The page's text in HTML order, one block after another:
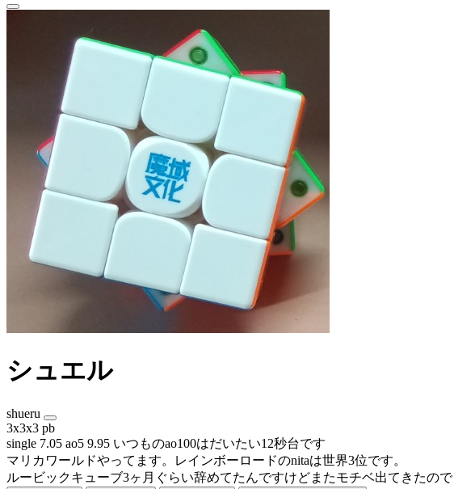
シュエル
shueru
3x3x3 pb
single 7.05 ao5 9.95 いつものao100はだいたい12秒台です
マリカワールドやってます。レインボーロードのnitaは世界3位です。
ルービックキューブ3ヶ月ぐらい辞めてたんですけどまたモチベ出てきたので